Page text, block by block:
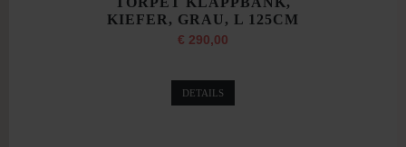
KIEFER, GRAU, L 125CM
€ 290,00
DETAILS